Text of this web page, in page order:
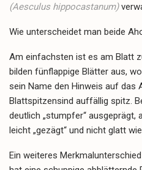
(Aesculus hippocastanum)
Wie unterscheidet man beide
Am einfachsten ist es am Blatt
bilden fünflappige Blätter aus,
sein Name den Hinweis auf das
Blattspitzensind auffällig spitz.
deutlich „stumpfer“ ausgeprägt,
leicht „gezägt“ und nicht glatt
Ein weiteres